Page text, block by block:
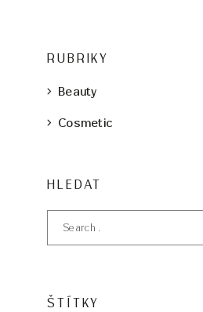
RUBRIKY
Beauty
Cosmetic
HLEDAT
ŠTÍTKY